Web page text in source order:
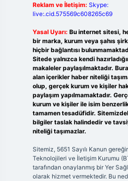
Reklam ve İletişim: Skype:
live:.cid.575569c608265c69
Yasal Uyarı: Bu internet sitesi,
bir marka, kurum veya şahıs
hiçbir bağlantısı
Sitede yalnızca kendi
makaleler paylaşılmaktadır.
alan içerikler haber niteliği
olup, gerçek kurum ve kişiler
paylaşım yapılmamaktadır.
kurum ve kişiler ile isim
tamamen tesadüfidir.
bilgiler taslak halindedir ve
niteliği taşımazlar.
Sitemiz, 5651 Sayılı Kanun
Teknolojileri ve İletişim Kurumu
tarafından onaylanmış bir Yer
olarak hizmet vermektedir. Bu